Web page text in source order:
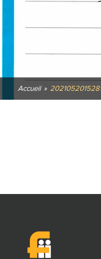
Accueil »